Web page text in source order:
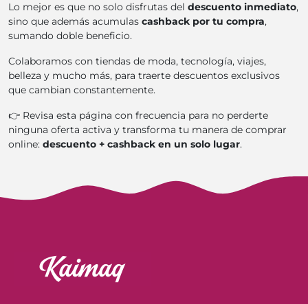
Lo mejor es que no solo disfrutas del descuento inmediato,
sino que además acumulas cashback por tu compra,
sumando doble beneficio.
Colaboramos con tiendas de moda, tecnología, viajes,
belleza y mucho más, para traerte descuentos exclusivos
que cambian constantemente.
👉 Revisa esta página con frecuencia para no perderte
ninguna oferta activa y transforma tu manera de comprar
online: descuento + cashback en un solo lugar.